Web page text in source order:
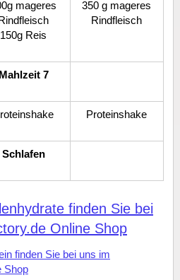
mageres
150g Reis
350 g mageres
Rindfleisch
Mahlzeit 7
Proteinshake
Schlafen
finden Sie bei
Online Shop
finden Sie bei uns im
Shop